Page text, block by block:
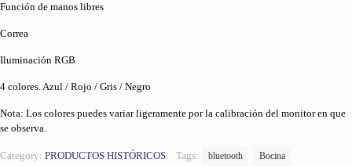
Función de manos libres
Correa
Iluminación RGB
4 colores. Azul / Rojo / Gris / Negro
Nota: Los colores puedes variar ligeramente por la calibración del monitor en que
se observa.
Category: PRODUCTOS HISTÓRICOS Tags: bluetooth
Bocina